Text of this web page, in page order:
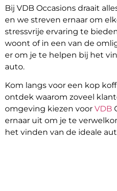
Bij VDB Occasions draait
en we streven ernaar om
stressvrije ervaring te
woont of in een van de
er om je te helpen bij het
auto.
Kom langs voor een kop
ontdek waarom zoveel
omgeving kiezen voor VDB
ernaar uit om je te
het vinden van de ideale